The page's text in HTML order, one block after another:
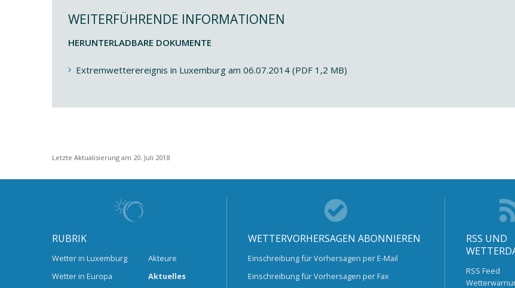
WEITERFÜHRENDE INFORMATIONEN
HERUNTERLADBARE DOKUMENTE
Extremwetterereignis in Luxemburg am 06.07.2014 (PDF 1,2 MB)
Letzte Aktualisierung am 20. Juli 2018
RUBRIK
Wetter in Luxemburg
Wetter in Europa
Akteure
Aktuelles
WETTERVORHERSAGEN ABONNIEREN
Einschreibung für Vorhersagen per E-Mail
Einschreibung für Vorhersagen per Fax
RSS UND
RSS Feed